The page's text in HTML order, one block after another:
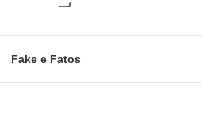
Fake e Fatos